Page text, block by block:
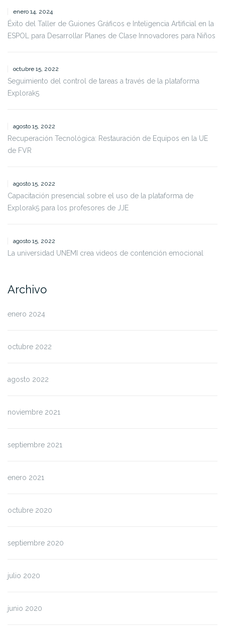
enero 14, 2024
Éxito del Taller de Guiones Gráficos e Inteligencia Artificial en la
ESPOL para Desarrollar Planes de Clase Innovadores para Niños
octubre 15, 2022
Seguimiento del control de tareas a través de la plataforma
Explorak5
agosto 15, 2022
Recuperación Tecnológica: Restauración de Equipos en la UE
de FVR
agosto 15, 2022
Capacitación presencial sobre el uso de la plataforma de
Explorak5 para los profesores de JJE
agosto 15, 2022
La universidad UNEMI crea videos de contención emocional
Archivo
enero 2024
octubre 2022
agosto 2022
noviembre 2021
septiembre 2021
enero 2021
octubre 2020
septiembre 2020
julio 2020
junio 2020